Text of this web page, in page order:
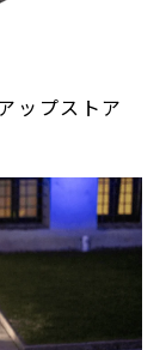
ップストア